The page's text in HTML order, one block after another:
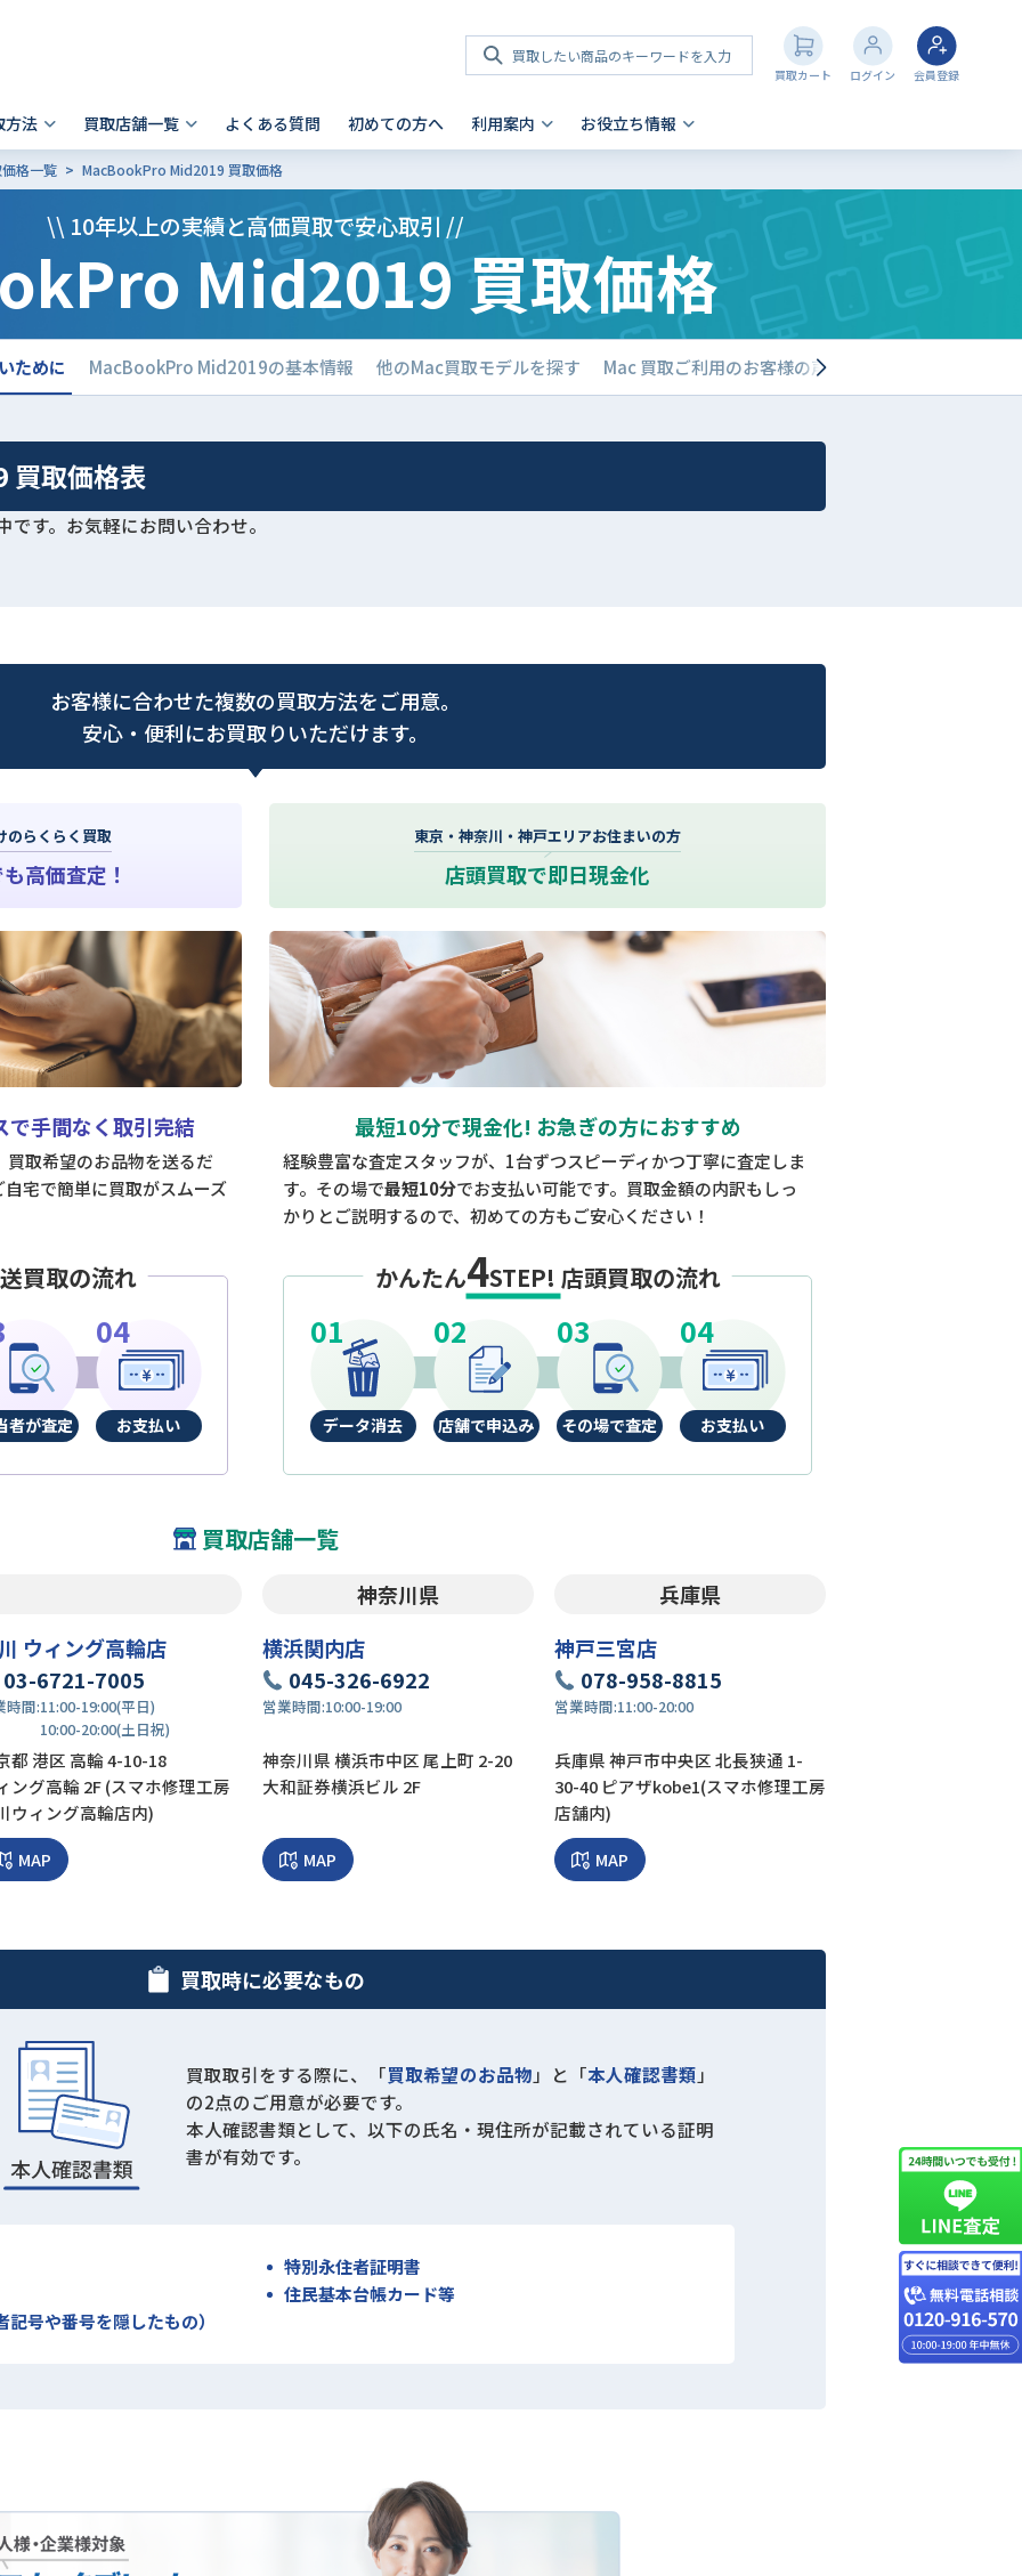
買取カート ログイン 会員登録
Tab
他ブランド
ノートパソコン 買取
- Mac
- Surface
その他 買取
- AirPods
- PlayStation
- NintendoSwitch
- Nintendo 3DS
- Xbox
方法
法人買取
買取店舗一覧
- 神戸三宮店
店舗一覧
よくある質問 初めての方へ 利用案内
故障品の買取について
お役立ち情報
iPhone 買取前確認ポイント
iPhone 買取の注意点
格一覧 MacBookPro Mid2019 買取価格
\\ 10年以上の実績と高価買取で安心取引 //
Mid2019 買取価格
ために MacBookPro Mid2019の基本情報 他のMac買取モデルを探す Mac 買取ご利用のお客様の声
取価格表
す。お気軽にお問い合わせ。
お客様に合わせた複数の買取方法をご用意。
安心・便利にお買取りいただけます。
のらくらく買取
高価査定！
で手間なく取引完結
取希望のお品物を送るだ
宅で簡単に買取がスムーズ
買取の流れ
者が査定 お支払い
買取時に必要なもの
買取取引をする際に、「買取希望のお品物 」と「本人確認書類 」
の2点のご用意が必要です。
本人確認書類として、以下の氏名・現住所が記載されている証明
書が有効です。
特別永住者証明書
住民基本台帳カード等
号や番号を隠したもの）
東京・神奈川・神戸エリアお住まいの方
店頭買取で即日現金化
最短10分で現金化! お急ぎの方におすすめ
経験豊富な査定スタッフが、1台ずつスピーディかつ丁寧に査定しま
す。その場で最短10分でお支払い可能です。買取金額の内訳もしっ
かりとご説明するので、初めての方もご安心ください！
かんたん4STEP! 店頭買取の流れ
データ消去 店舗で申込み その場で査定 お支払い
買取店舗一覧
ウィング高輪店
03-6721-7005
時間:11:00-19:00(平日)
10:00-20:00(土日祝)
都 港区 高輪 4-10-18
ング高輪 2F (スマホ修理工房
ウィング高輪店内)
MAP
神奈川県
横浜関内店
045-326-6922
営業時間:10:00-19:00
神奈川県 横浜市中区 尾上町 2-20
大和証券横浜ビル 2F
MAP
兵庫県
神戸三宮店
078-958-8815
営業時間:11:00-20:00
兵庫県 神戸市中央区 北長狭通 1-
30-40 ピアザkobe1(スマホ修理工房
店舗内)
MAP